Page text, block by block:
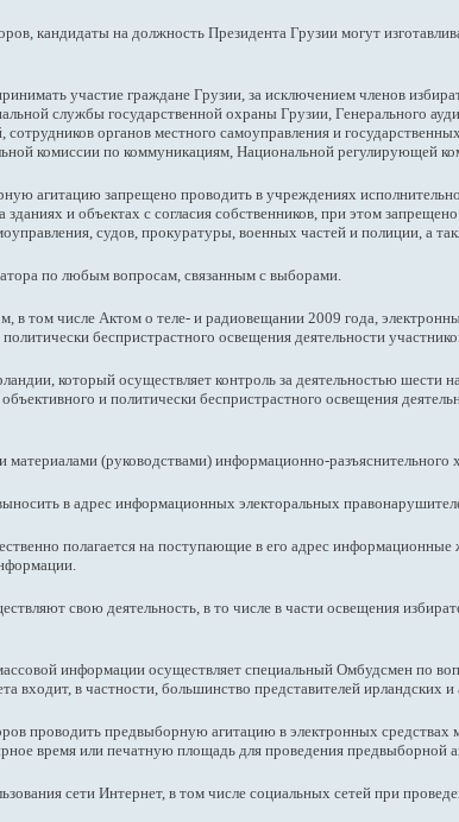
кандидаты на должность Президента Грузии могут
участие граждане Грузии, за исключением членов
службы государственной охраны Грузии, Генерального
сотрудников органов местного самоуправления и
комиссии по коммуникациям, Национальной регулирующей
агитацию запрещено проводить в учреждениях
и объектах с согласия собственников, при этом
судов, прокуратуры, военных частей и полиции, а
по любым вопросам, связанным с выборами.
в том числе Актом о теле- и радиовещании 2009 года,
беспристрастного освещения деятельности
который осуществляет контроль за деятельностью шести
и политически беспристрастного освещения
(руководствами) информационно-разъяснительного
в адрес информационных электоральных
полагается на поступающие в его адрес
свою деятельность, в то числе в части освещения
информации осуществляет специальный Омбудсмен по
входит, в частности, большинство представителей ирландских
проводить предвыборную агитацию в электронных
время или печатную площадь для проведения предвыборной
сети Интернет, в том числе социальных сетей при